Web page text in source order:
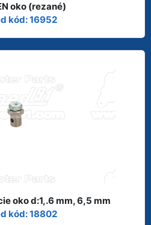
oko (rezané)
kód: 16952
oko d:1,.6 mm, 6,5 mm
kód: 18802